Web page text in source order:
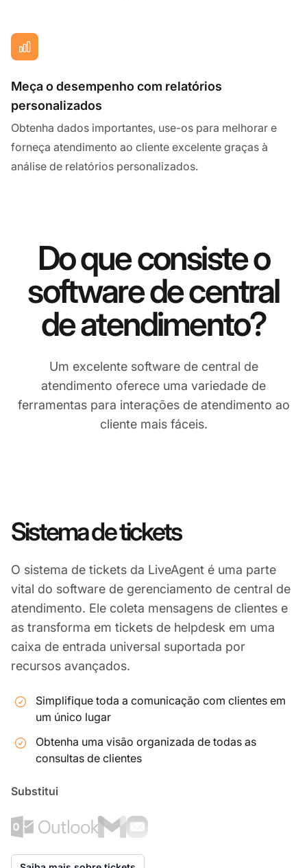
Meça o desempenho com relatórios
personalizados
Obtenha dados importantes, use-os para melhorar e
forneça atendimento ao cliente excelente graças à
análise de relatórios personalizados.
Do que consiste o
software de central
de atendimento?
Um excelente software de central de
atendimento oferece uma variedade de
ferramentas para interações de atendimento ao
cliente mais fáceis.
Sistema de tickets
O sistema de tickets da LiveAgent é uma parte
vital do software de gerenciamento de central de
atendimento. Ele coleta mensagens de clientes e
as transforma em tickets de helpdesk em uma
caixa de entrada universal suportada por
recursos avançados.
Simplifique toda a comunicação com clientes em
um único lugar
Obtenha uma visão organizada de todas as
consultas de clientes
Substitui